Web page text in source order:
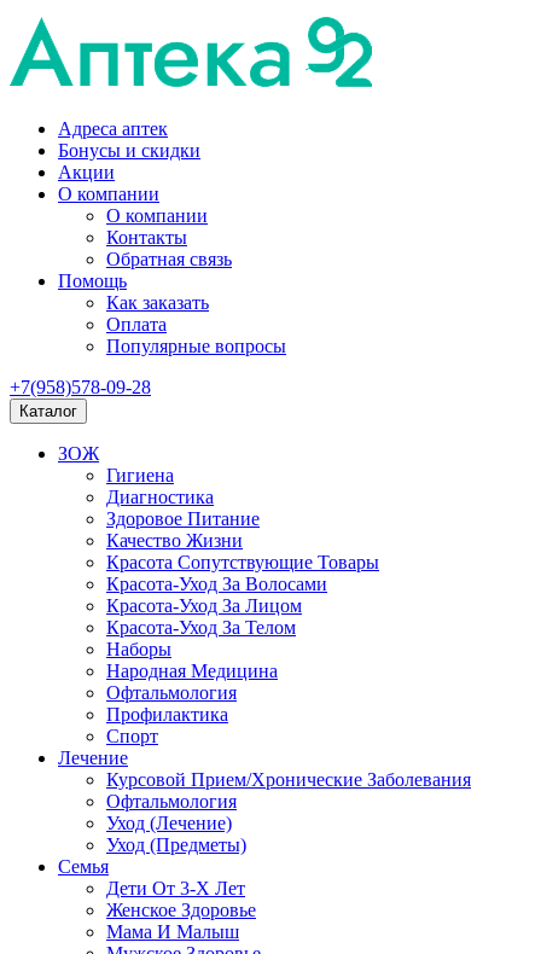
Адреса аптек
Бонусы и скидки
Акции
О компании
О компании
Контакты
Обратная связь
Помощь
Как заказать
Оплата
Популярные вопросы
+7(958)578-09-28
Каталог
ЗОЖ
Гигиена
Диагностика
Здоровое Питание
Качество Жизни
Красота Сопутствующие Товары
Красота-Уход За Волосами
Красота-Уход За Лицом
Красота-Уход За Телом
Наборы
Народная Медицина
Офтальмология
Профилактика
Спорт
Лечение
Курсовой Прием/Хронические Заболевания
Офтальмология
Уход (Лечение)
Уход (Предметы)
Семья
Дети От 3-Х Лет
Женское Здоровье
Мама И Малыш